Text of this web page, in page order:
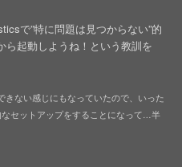
で”特に問題は見つからない”的
ら起動しようね！という教訓を
ない感じにもなっていたので、いった
セットアップをすることになって…半